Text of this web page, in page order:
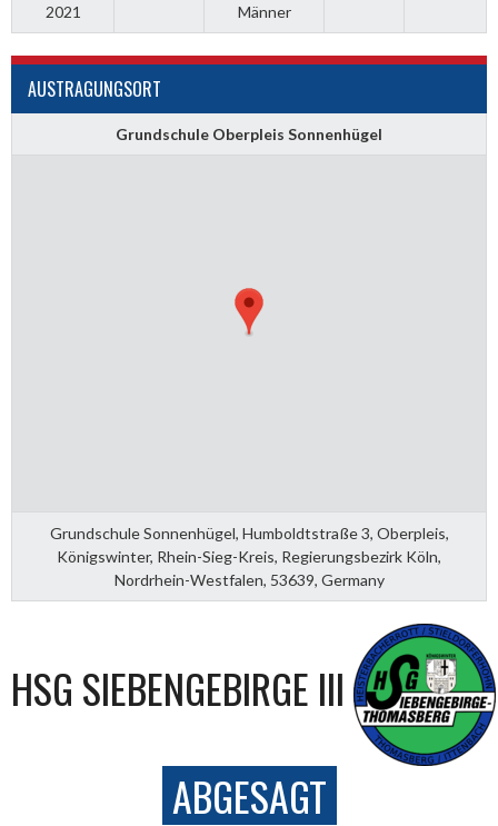
2021
Männer
AUSTRAGUNGSORT
Grundschule Oberpleis Sonnenhügel
Grundschule Sonnenhügel, Humboldtstraße 3, Oberpleis,
Königswinter, Rhein-Sieg-Kreis, Regierungsbezirk Köln,
Nordrhein-Westfalen, 53639, Germany
HSG SIEBENGEBIRGE III
ABGESAGT